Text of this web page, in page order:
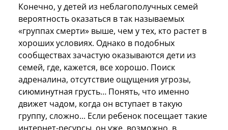
Конечно, у детей из неблагополучных семей
вероятность оказаться в так называемых
«группах смерти» выше, чем у тех, кто растет в
хороших условиях. Однако в подобных
сообществах зачастую оказываются дети из
семей, где, кажется, все хорошо. Поиск
адреналина, отсутствие ощущения угрозы,
сиюминутная грусть… Понять, что именно
движет чадом, когда он вступает в такую
группу, сложно... Если ребенок посещает такие